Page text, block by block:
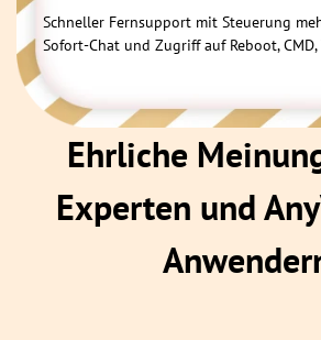
Schneller Fernsupport mit Steuerung
Sofort-Chat und Zugriff auf Reboot, CMD,
Ehrliche
Experten und